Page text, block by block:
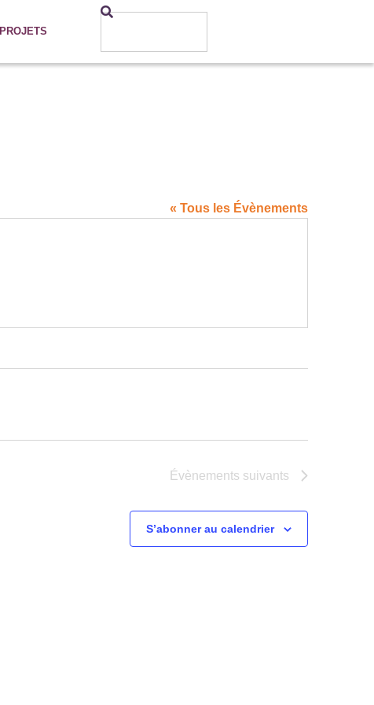
PROJETS
« Tous les Évènements
Évènements suivants
S’abonner au calendrier